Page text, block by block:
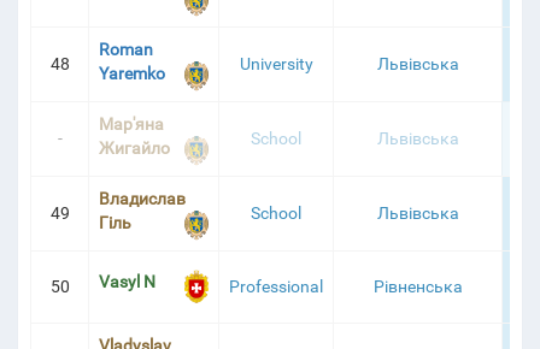
48
Roman
Yaremko
University Львівська
-
Мар'яна
Жигайло
School Львівська
49
Владислав
Гіль
School Львівська
50 Vasyl N Professional Рівненська